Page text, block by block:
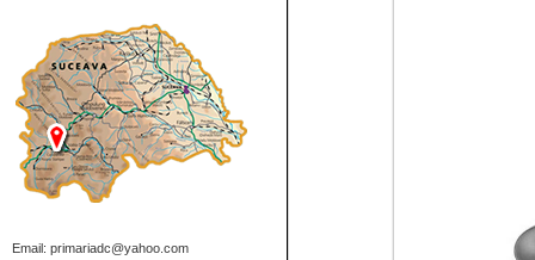
Email: primariadc@yahoo.com